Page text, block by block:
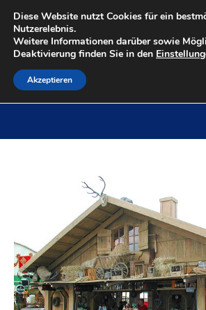
Zur Scheune
Diese Website nutzt Cookies für ein
Nutzerelebnis.
Weitere Informationen darüber sowie
Deaktivierung finden Sie in den
Akzeptieren